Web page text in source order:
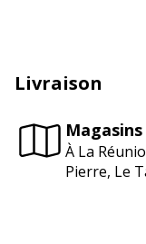
Livraison
À La
Pierre, Le